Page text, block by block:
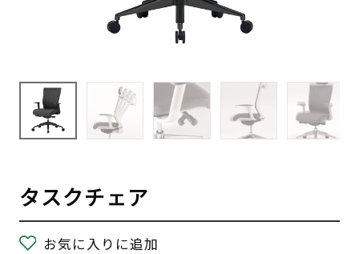
タスクチェア
お気に入りに追加